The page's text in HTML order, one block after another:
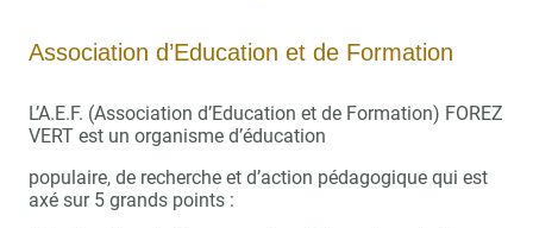
Association d’Education et de Formation
L’A.E.F. (Association d’Education et de Formation) FOREZ
VERT est un organisme d’éducation
populaire, de recherche et d’action pédagogique qui est
axé sur 5 grands points :